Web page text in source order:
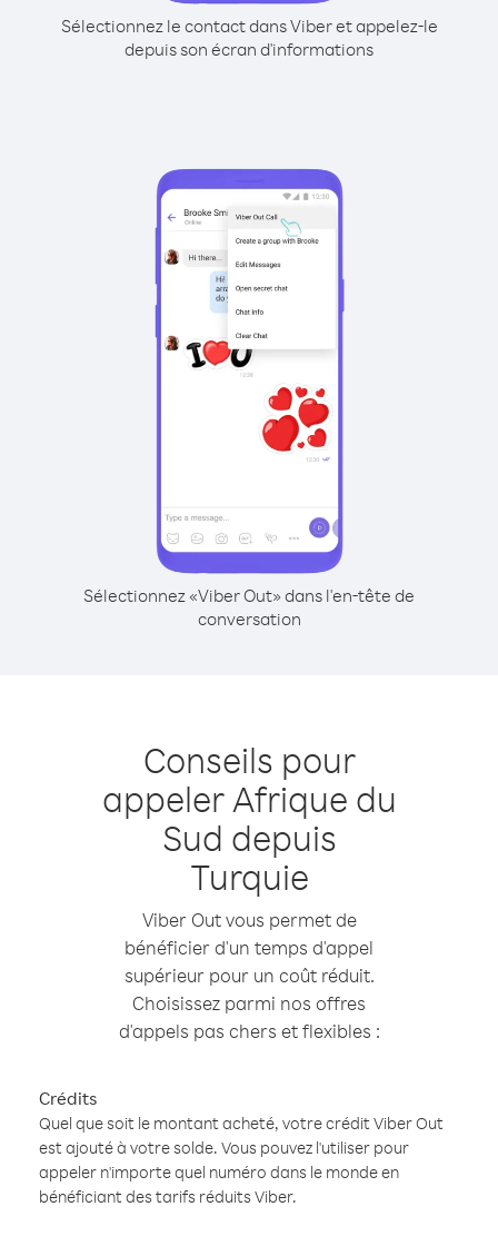
Sélectionnez le contact dans Viber et appelez-le
depuis son écran d'informations
Sélectionnez «Viber Out» dans l'en-tête de
conversation
Conseils pour
appeler Afrique du
Sud depuis
Turquie
Viber Out vous permet de
bénéficier d'un temps d'appel
supérieur pour un coût réduit.
Choisissez parmi nos offres
d'appels pas chers et flexibles :
Crédits
Quel que soit le montant acheté, votre crédit Viber Out
est ajouté à votre solde. Vous pouvez l'utiliser pour
appeler n'importe quel numéro dans le monde en
bénéficiant des tarifs réduits Viber.